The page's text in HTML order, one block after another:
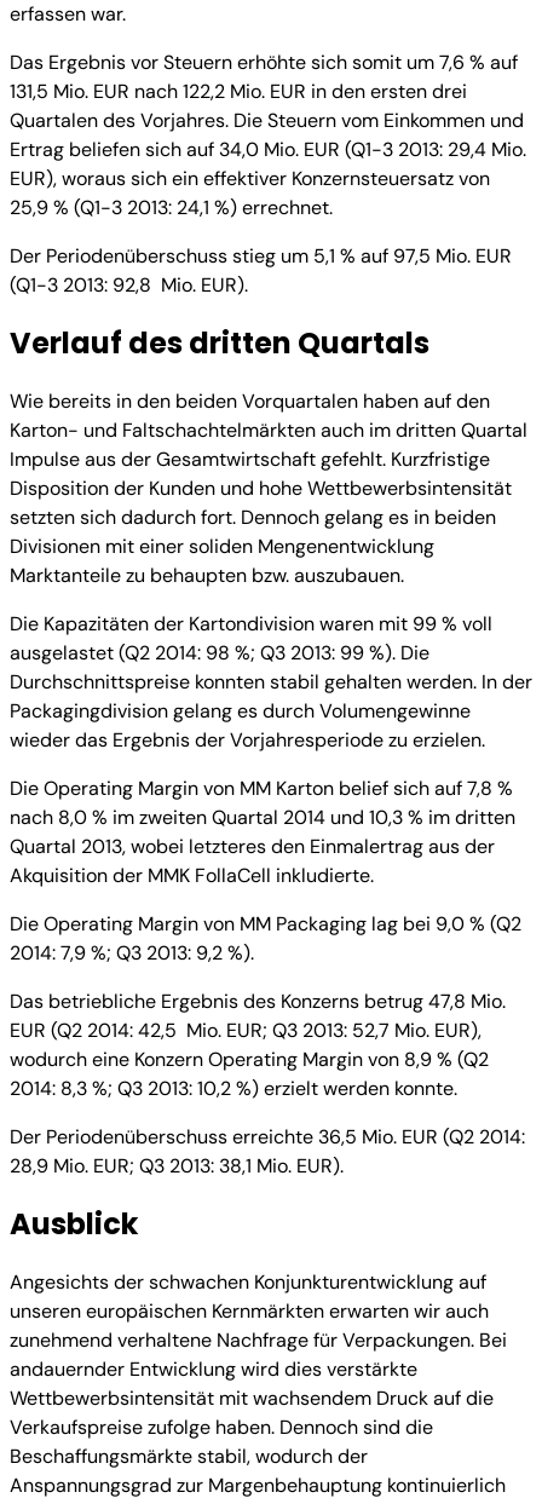
erfassen war.
Das Ergebnis vor Steuern erhöhte sich somit um 7,6 % auf
131,5 Mio. EUR nach 122,2 Mio. EUR in den ersten drei
Quartalen des Vorjahres. Die Steuern vom Einkommen und
Ertrag beliefen sich auf 34,0 Mio. EUR (Q1-3 2013: 29,4 Mio.
EUR), woraus sich ein effektiver Konzernsteuersatz von
25,9 % (Q1-3 2013: 24,1 %) errechnet.
Der Periodenüberschuss stieg um 5,1 % auf 97,5 Mio. EUR
(Q1-3 2013: 92,8 Mio. EUR).
Verlauf des dritten Quartals
Wie bereits in den beiden Vorquartalen haben auf den
Karton- und Faltschachtelmärkten auch im dritten Quartal
Impulse aus der Gesamtwirtschaft gefehlt. Kurzfristige
Disposition der Kunden und hohe Wettbewerbsintensität
setzten sich dadurch fort. Dennoch gelang es in beiden
Divisionen mit einer soliden Mengenentwicklung
Marktanteile zu behaupten bzw. auszubauen.
Die Kapazitäten der Kartondivision waren mit 99 % voll
ausgelastet (Q2 2014: 98 %; Q3 2013: 99 %). Die
Durchschnittspreise konnten stabil gehalten werden. In der
Packagingdivision gelang es durch Volumengewinne
wieder das Ergebnis der Vorjahresperiode zu erzielen.
Die Operating Margin von MM Karton belief sich auf 7,8 %
nach 8,0 % im zweiten Quartal 2014 und 10,3 % im dritten
Quartal 2013, wobei letzteres den Einmalertrag aus der
Akquisition der MMK FollaCell inkludierte.
Die Operating Margin von MM Packaging lag bei 9,0 % (Q2
2014: 7,9 %; Q3 2013: 9,2 %).
Das betriebliche Ergebnis des Konzerns betrug 47,8 Mio.
EUR (Q2 2014: 42,5 Mio. EUR; Q3 2013: 52,7 Mio. EUR),
wodurch eine Konzern Operating Margin von 8,9 % (Q2
2014: 8,3 %; Q3 2013: 10,2 %) erzielt werden konnte.
Der Periodenüberschuss erreichte 36,5 Mio. EUR (Q2 2014:
28,9 Mio. EUR; Q3 2013: 38,1 Mio. EUR).
Ausblick
Angesichts der schwachen Konjunkturentwicklung auf
unseren europäischen Kernmärkten erwarten wir auch
zunehmend verhaltene Nachfrage für Verpackungen. Bei
andauernder Entwicklung wird dies verstärkte
Wettbewerbsintensität mit wachsendem Druck auf die
Verkaufspreise zufolge haben. Dennoch sind die
Beschaffungsmärkte stabil, wodurch der
Anspannungsgrad zur Margenbehauptung kontinuierlich